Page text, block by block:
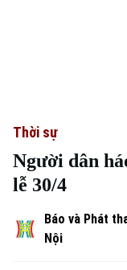
Thời sự
Người dân
lễ 30/4
Báo và Phát
Nội